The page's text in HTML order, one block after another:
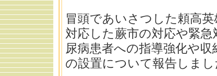
冒頭であいさつした頼高
対応した蕨市の対応や緊
尿病患者への指導強化や
の設置について報告しま